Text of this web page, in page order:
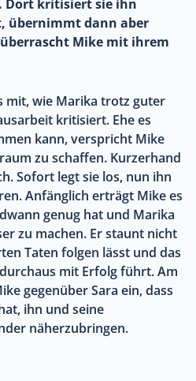
Dort kritisiert sie ihn
übernimmt dann aber
Mike mit ihrem
mit, wie Marika trotz guter
kritisiert. Ehe es
kann, verspricht Mike
zu schaffen. Kurzerhand
Sofort legt sie los, nun ihn
Anfänglich erträgt Mike es
genug hat und Marika
zu machen. Er staunt nicht
Taten folgen lässt und das
mit Erfolg führt. Am
gegenüber Sara ein, dass
ihn und seine
näherzubringen.